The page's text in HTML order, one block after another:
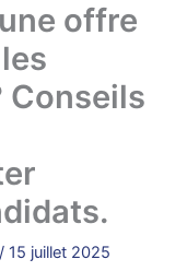
offre
Conseils
/ 15 juillet 2025